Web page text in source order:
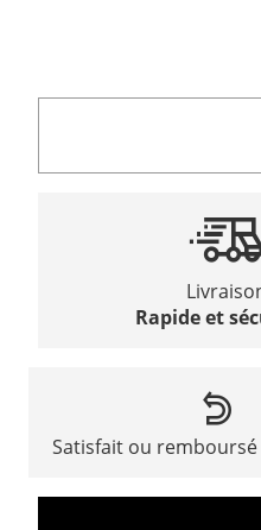
Rapide et
Satisfait ou